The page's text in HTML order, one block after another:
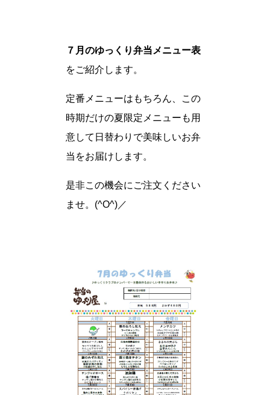
７月のゆっくり弁当メニュー表
をご紹介します。
定番メニューはもちろん、この
時期だけの夏限定メニューも用
意して日替わりで美味しいお弁
当をお届けします。
是非この機会にご注文ください
ませ。(^O^)／